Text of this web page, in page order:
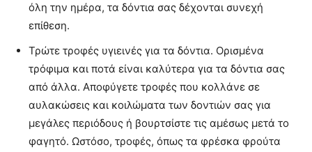
όλη την ημέρα, τα δόντια σας δέχονται συνεχή
επίθεση.
Τρώτε τροφές υγιεινές για τα δόντια. Ορισμένα
τρόφιμα και ποτά είναι καλύτερα για τα δόντια σας
από άλλα. Αποφύγετε τροφές που κολλάνε σε
αυλακώσεις και κοιλώματα των δοντιών σας για
μεγάλες περιόδους ή βουρτσίστε τις αμέσως μετά το
φαγητό. Ωστόσο, τροφές, όπως τα φρέσκα φρούτα